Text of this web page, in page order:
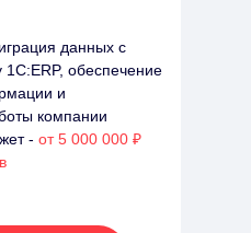
данных с
1С:ERP, обеспечение
и
компании
- от 5 000 000 ₽